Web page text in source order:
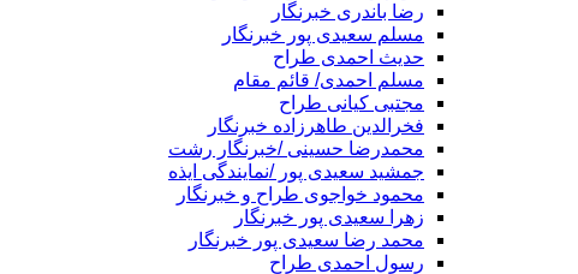
رضا باندری خبرنگار
مسلم سعیدی پور خبرنگار
حدیث احمدی طراح
مسلم احمدی/ قائم مقام
مجتبی کیانی طراح
فخرالدین طاهرزاده خبرنگار
محمدرضا حسینی /خبرنگار رشت
جمشید سعیدی پور /نمایندگی ایذه
محمود خواجوی طراح و خبرنگار
زهرا سعیدی پور خبرنگار
محمد رضا سعیدی پور خبرنگار
رسول احمدی طراح